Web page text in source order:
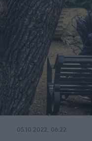
05.10.2022, 06:22